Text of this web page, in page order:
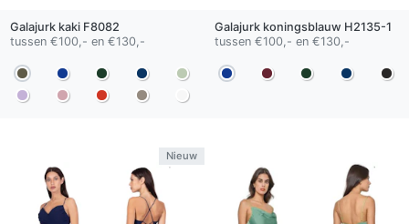
Galajurk kakiF8082
tussen €100,- en €130,-
Galajurk koningsblauw H2135-1
tussen €100,- en €130,-
Nieuw